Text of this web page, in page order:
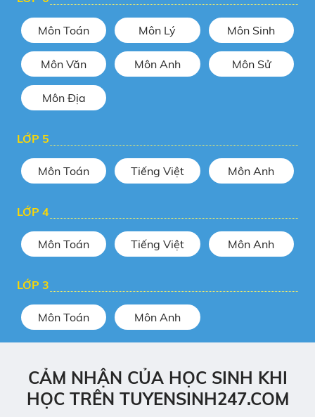
Môn Toán Môn Lý Môn Sinh
Môn Văn Môn Anh Môn Sử
Môn Địa
LỚP 5
Môn Toán Tiếng Việt Môn Anh
LỚP 4
Môn Toán Tiếng Việt Môn Anh
LỚP 3
Môn Toán Môn Anh
CẢM NHẬN CỦA HỌC SINH KHI
HỌC TRÊN TUYENSINH247.COM